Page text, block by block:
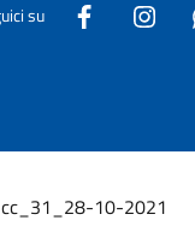
su
10-2021